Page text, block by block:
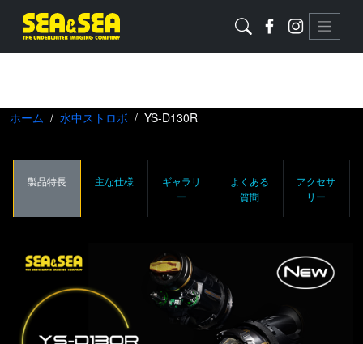
ホーム 水中ストロボ YS-D130R
製品特長 主な仕様
ギャラリ
ー
よくある
質問
アクセサ
リー